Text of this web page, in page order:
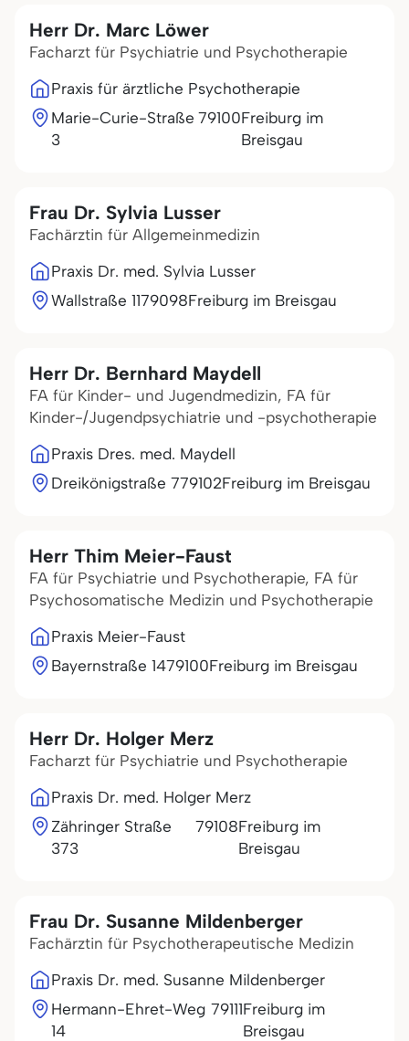
Herr Dr. Marc Löwer
Facharzt für Psychiatrie und Psychotherapie
Praxis für ärztliche Psychotherapie
Marie-Curie-Straße
3
79100Freiburg im
Breisgau
Frau Dr. Sylvia Lusser
Fachärztin für Allgemeinmedizin
Praxis Dr. med. Sylvia Lusser
Wallstraße 1179098Freiburg im Breisgau
Herr Dr. Bernhard Maydell
FA für Kinder- und Jugendmedizin, FA für
Kinder-/Jugendpsychiatrie und -psychotherapie
Praxis Dres. med. Maydell
Dreikönigstraße 779102Freiburg im Breisgau
Herr Thim Meier-Faust
FA für Psychiatrie und Psychotherapie, FA für
Psychosomatische Medizin und Psychotherapie
Praxis Meier-Faust
Bayernstraße 1479100Freiburg im Breisgau
Herr Dr. Holger Merz
Facharzt für Psychiatrie und Psychotherapie
Praxis Dr. med. Holger Merz
Zähringer Straße
373
79108Freiburg im
Breisgau
Frau Dr. Susanne Mildenberger
Fachärztin für Psychotherapeutische Medizin
Praxis Dr. med. Susanne Mildenberger
Hermann-Ehret-Weg
14
79111Freiburg im
Breisgau